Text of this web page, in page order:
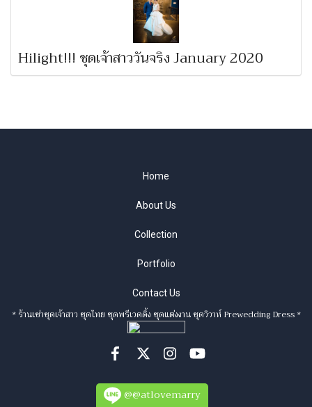
Hilight!!! ชุดเจ้าสาววันจริง January 2020
Home
About Us
Collection
Portfolio
Contact Us
* ร้านเช่าชุดเจ้าสาว ชุดไทย ชุดพรีเวดดิ้ง ชุดแต่งงาน ชุดวิวาห์ Prewedding Dress *
@@atlovemarry